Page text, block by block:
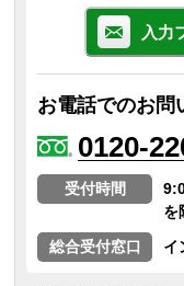
入力
お電話でのお問
0120-
受付時間
を
総合受付窓口
イ